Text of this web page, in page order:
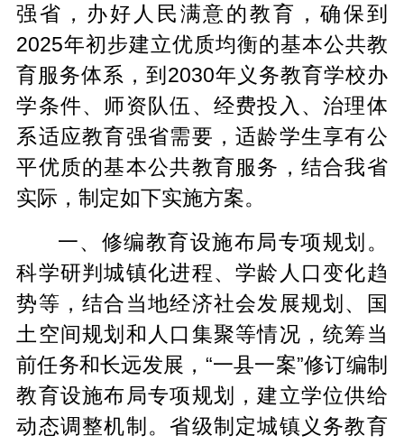
强省，办好人民满意的教育，确保到
2025年初步建立优质均衡的基本公共教
育服务体系，到2030年义务教育学校办
学条件、师资队伍、经费投入、治理体
系适应教育强省需要，适龄学生享有公
平优质的基本公共教育服务，结合我省
实际，制定如下实施方案。
一、修编教育设施布局专项规划。
科学研判城镇化进程、学龄人口变化趋
势等，结合当地经济社会发展规划、国
土空间规划和人口集聚等情况，统筹当
前任务和长远发展，“一县一案”修订编制
教育设施布局专项规划，建立学位供给
动态调整机制。省级制定城镇义务教育